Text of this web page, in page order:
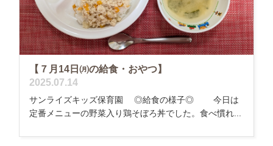
【７月14日㈪の給食・おやつ】
2025.07.14
サンライズキッズ保育園 ◎給食の様子◎ 今日は
定番メニューの野菜入り鶏そぼろ丼でした。食べ慣れ...